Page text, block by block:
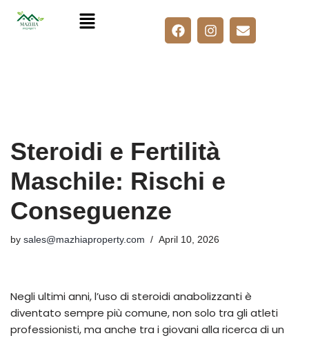
Steroidi e Fertilità
Maschile: Rischi e
Conseguenze
by sales@mazhiaproperty.com April 10, 2026
Negli ultimi anni, l’uso di steroidi anabolizzanti è
diventato sempre più comune, non solo tra gli atleti
professionisti, ma anche tra i giovani alla ricerca di un